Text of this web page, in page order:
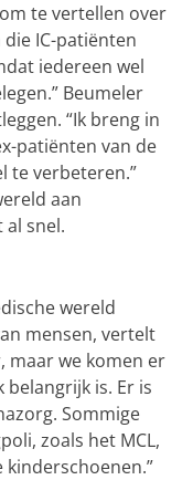
te vertellen over
IC-patiënten
iedereen wel
Beumeler
“Ik breng in
patiënten van de
te verbeteren.”
aan
snel.
wereld
mensen, vertelt
maar we komen er
is. Er is
Sommige
zoals het MCL,